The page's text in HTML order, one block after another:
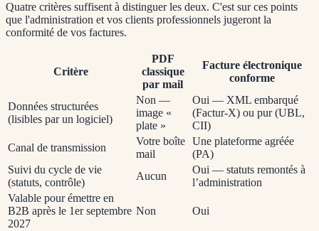
Quatre critères suffisent à distinguer les deux. C'est sur ces points
que l'administration et vos clients professionnels jugeront la
conformité de vos factures.
Critère
PDF
classique
par mail
Facture électronique
conforme
Données structurées
(lisibles par un logiciel)
Non —
image «
plate »
Oui — XML embarqué
(Factur-X) ou pur (UBL,
CII)
Canal de transmission
Votre boîte
mail
Une plateforme agréée
(PA)
Suivi du cycle de vie
(statuts, contrôle)
Aucun
Oui — statuts remontés à
l’administration
Valable pour émettre en
B2B après le 1er septembre
2027
Non Oui